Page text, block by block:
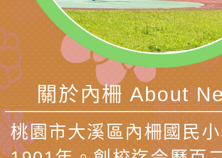
育兒中找回內在安定
心怡心理師主講】線
下簡稱輔諮中心)辦
上半年高國中小學學
生諮詢服務
檢送「桃園市特殊教
緒及行為問題支持資
114學年度第2學期
務實施計畫」
檢送桃園市政府LCD
（圖）片
檢送桃園市政府LED
字稿及LCD託播影（
轉知有關我國身心障
公約（CRPD）第三
告條約專要文件及附
函轉本府新聞處115
安全宣導標語播放表
檢送桃園市政府消防
關於內柵 About
桃園市大溪區內柵國民